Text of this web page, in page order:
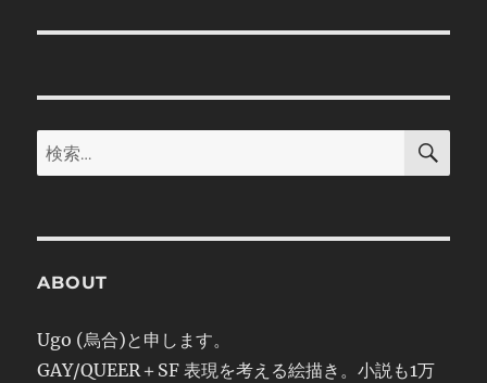
ン
稿:
検
索:
検
ABOUT
Ugo (烏合)と申します。
GAY/QUEER＋SF 表現を考える絵描き。小説も1万